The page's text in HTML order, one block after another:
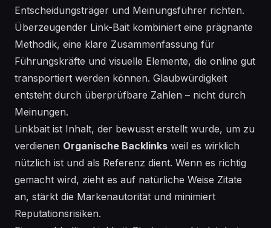
Entscheidungsträger und Meinungsführer richten.
Überzeugender Link-Bait kombiniert eine prägnante
Methodik, eine klare Zusammenfassung für
Führungskräfte und visuelle Elemente, die online gut
transportiert werden können. Glaubwürdigkeit
entsteht durch überprüfbare Zahlen – nicht durch
Meinungen.
Linkbait ist Inhalt, der bewusst erstellt wurde, um zu
verdienen Organische Backlinks weil es wirklich
nützlich ist und als Referenz dient. Wenn es richtig
gemacht wird, zieht es auf natürliche Weise Zitate
an, stärkt die Markenautorität und minimiert
Reputationsrisiken.